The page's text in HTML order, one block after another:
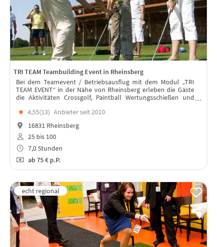
TRI TEAM Teambuilding Event in Rheinsberg
Bei dem Teamevent / Betriebsausflug mit dem Modul „TRI
TEAM EVENT“ in der Nähe von Rheinsberg erleben die Gäste
die Aktivitäten Crossgolf, Paintball Wertungsschießen und
★ 4,55(13) Anbieter seit 2010
16831 Rheinsberg
25 bis 100
7,0 Stunden
ab75 € p.P.